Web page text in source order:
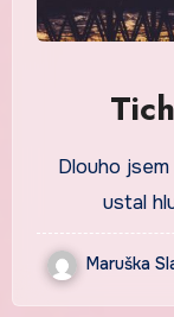
Dlouho
ustal
Maruška